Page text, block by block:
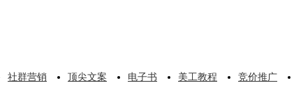
社群营销 顶尖文案 电子书 美工教程 竞价推广